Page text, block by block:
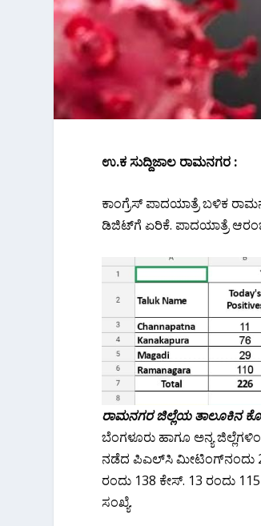
ಉ.ಕ ಸುದ್ದಿಜಾಲ ರಾಮನಗರ :
ಕಾಂಗ್ರೆಸ್ ಪಾದಯಾತ್ರೆ ಬಳಿಕ
ಡಿಜಿಟ್‌ಗೆ ಏರಿಕೆ. ಪಾದಯಾತ್ರೆ
ರಾಮನಗರ ಜಿಲ್ಲೆಯ ತಾಲೂಕಿನ
ಬೆಂಗಳೂರು ಹಾಗೂ ಅನ್ಯ
ನಡೆದ ಪಿಎಲ್‌ಸಿ ಮೀಟಿಂಗ್‌ನಂದು 22
ರಂದು 138 ಕೇಸ್. 13 ರಂದು
ಸಂಖ್ಯೆ.